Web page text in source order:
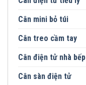
Cân mini bỏ túi
Cân treo cầm tay
Cân điện tử nhà bếp
Cân sàn điện tử